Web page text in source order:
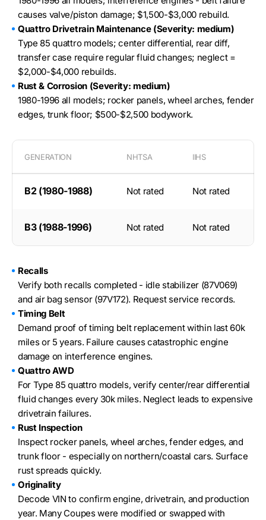
causes valve/piston damage; $1,500-$3,000 rebuild.
Quattro Drivetrain Maintenance (Severity: medium)
Type 85 quattro models; center differential, rear diff,
transfer case require regular fluid changes; neglect =
$2,000-$4,000 rebuilds.
Rust & Corrosion (Severity: medium)
1980-1996 all models; rocker panels, wheel arches, fender
edges, trunk floor; $500-$2,500 bodywork.
GENERATION NHTSA IIHS
B2 (1980-1988) Not rated Not rated
B3 (1988-1996) Not rated Not rated
Recalls
Verify both recalls completed - idle stabilizer (87V069)
and air bag sensor (97V172). Request service records.
Timing Belt
Demand proof of timing belt replacement within last 60k
miles or 5 years. Failure causes catastrophic engine
damage on interference engines.
Quattro AWD
For Type 85 quattro models, verify center/rear differential
fluid changes every 30k miles. Neglect leads to expensive
drivetrain failures.
Rust Inspection
Inspect rocker panels, wheel arches, fender edges, and
trunk floor - especially on northern/coastal cars. Surface
rust spreads quickly.
Originality
Decode VIN to confirm engine, drivetrain, and production
year. Many Coupes were modified or swapped with